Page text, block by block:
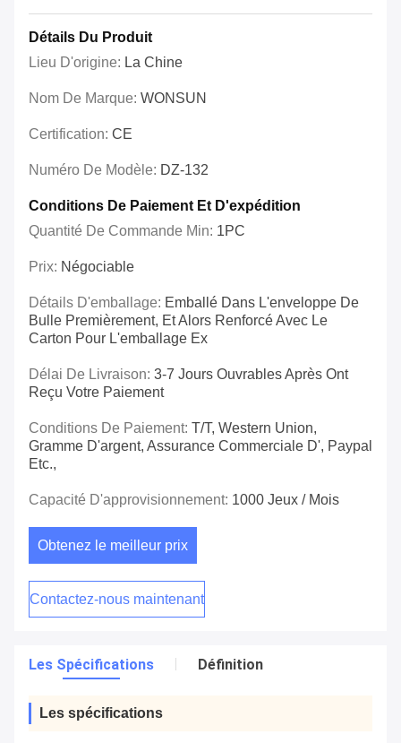
Détails Du Produit
Lieu D'origine: La Chine
Nom De Marque: WONSUN
Certification: CE
Numéro De Modèle: DZ-132
Conditions De Paiement Et D'expédition
Quantité De Commande Min: 1PC
Prix: Négociable
Détails D'emballage: Emballé Dans L'enveloppe De
Bulle Premièrement, Et Alors Renforcé Avec Le
Carton Pour L'emballage Ex
Délai De Livraison: 3-7 Jours Ouvrables Après Ont
Reçu Votre Paiement
Conditions De Paiement: T/T, Western Union,
Gramme D'argent, Assurance Commerciale D', Paypal
Etc.,
Capacité D'approvisionnement: 1000 Jeux / Mois
Obtenez le meilleur prix
Contactez-nous maintenant
Les Spécifications Définition
Les spécifications